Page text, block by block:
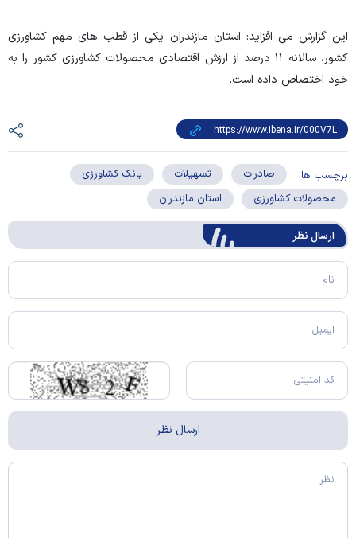
این گزارش می افزاید: استان مازندران یکی از قطب های مهم کشاورزی
کشور، سالانه ۱۱ درصد از ارزش اقتصادی محصولات کشاورزی کشور را به
خود اختصاص داده است.
برچسب ها: صادرات تسهیلات
بانک کشاورزی
محصولات کشاورزی
استان مازندران
ارسال‌ نظر